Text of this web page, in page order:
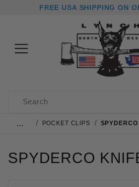
FREE USA SHIPPING ON
Product Search
… POCKET CLIPS
SPYDERCO